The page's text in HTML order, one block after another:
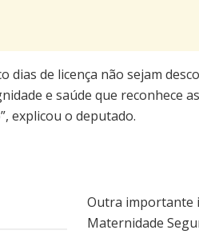
dias de licença não sejam
e saúde que reconhece
explicou o deputado.
Outra importante
Maternidade